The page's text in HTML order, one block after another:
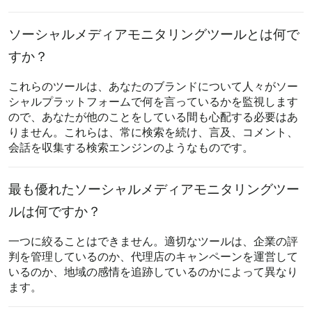
ソーシャルメディアモニタリングツールとは何で
すか？
これらのツールは、あなたのブランドについて人々がソー
シャルプラットフォームで何を言っているかを監視します
ので、あなたが他のことをしている間も心配する必要はあ
りません。これらは、常に検索を続け、言及、コメント、
会話を収集する検索エンジンのようなものです。
最も優れたソーシャルメディアモニタリングツー
ルは何ですか？
一つに絞ることはできません。適切なツールは、企業の評
判を管理しているのか、代理店のキャンペーンを運営して
いるのか、地域の感情を追跡しているのかによって異なり
ます。